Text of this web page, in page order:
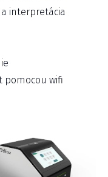
interpretácia
pomocou wifi